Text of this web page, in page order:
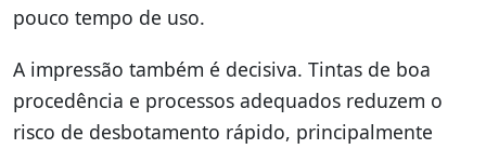
pouco tempo de uso.
A impressão também é decisiva. Tintas de boa
procedência e processos adequados reduzem o
risco de desbotamento rápido, principalmente